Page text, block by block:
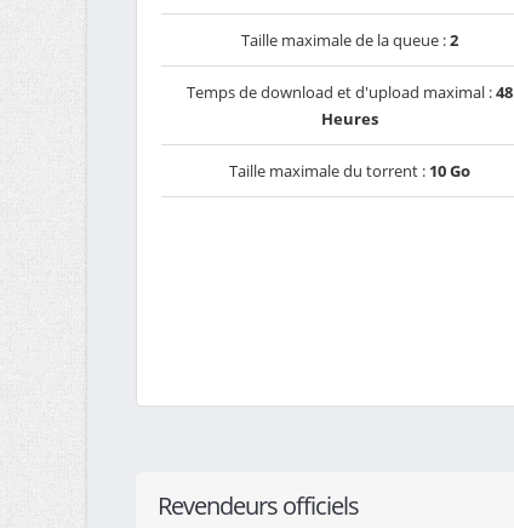
Taille maximale de la queue :2
Temps de download et d'upload maximal :48
Heures
Taille maximale du torrent : 10 Go
Revendeurs officiels